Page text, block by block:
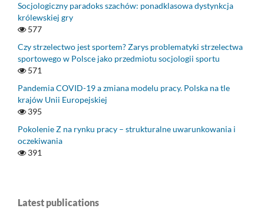
Socjologiczny paradoks szachów: ponadklasowa dystynkcja
królewskiej gry
577
Czy strzelectwo jest sportem? Zarys problematyki strzelectwa
sportowego w Polsce jako przedmiotu socjologii sportu
571
Pandemia COVID-19 a zmiana modelu pracy. Polska na tle
krajów Unii Europejskiej
395
Pokolenie Z na rynku pracy – strukturalne uwarunkowania i
oczekiwania
391
Latest publications